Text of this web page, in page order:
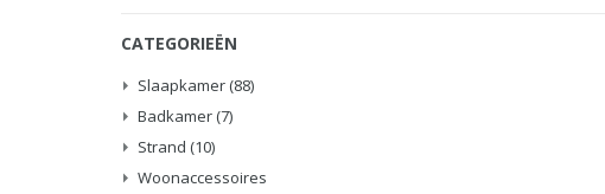
CATEGORIEËN
Slaapkamer (88)
Badkamer (7)
Strand (10)
Woonaccessoires